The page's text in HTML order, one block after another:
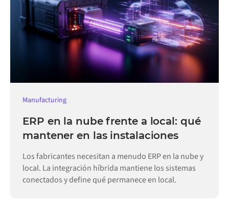
Manufacturing
ERP en la nube frente a local: qué
mantener en las instalaciones
Los fabricantes necesitan a menudo ERP en la nube y
local. La integración híbrida mantiene los sistemas
conectados y define qué permanece en local.